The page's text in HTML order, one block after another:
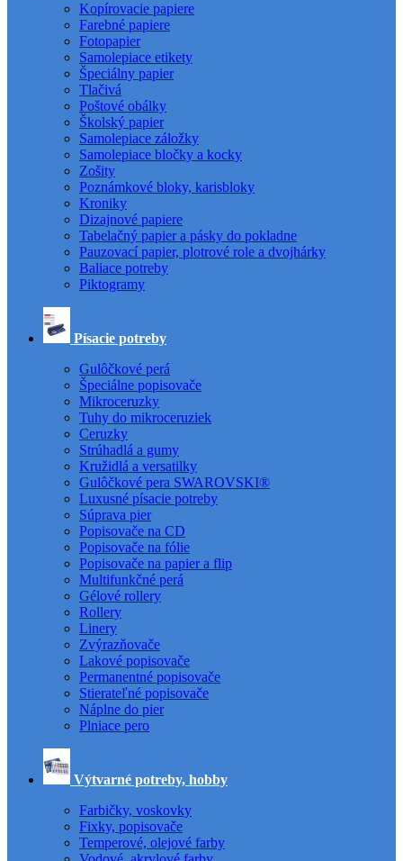
Kopírovacie papiere
Farebné papiere
Fotopapier
Samolepiace etikety
Špeciálny papier
Tlačivá
Poštové obálky
Školský papier
Samolepiace záložky
Samolepiace bločky a kocky
Zošity
Poznámkové bloky, karisbloky
Kroniky
Dizajnové papiere
Tabelačný papier a pásky do pokladne
Pauzovací papier, plotrové role a dvojhárky
Baliace potreby
Piktogramy
Písacie potreby
Gulôčkové perá
Špeciálne popisovače
Mikroceruzky
Tuhy do mikroceruziek
Ceruzky
Strúhadlá a gumy
Kružidlá a versatilky
Gulôčkové pera SWAROVSKI®
Luxusné písacie potreby
Súprava pier
Popisovače na CD
Popisovače na fólie
Popisovače na papier a flip
Multifunkčné perá
Gélové rollery
Rollery
Linery
Zvýrazňovače
Lakové popisovače
Permanentné popisovače
Stierateľné popisovače
Náplne do pier
Plniace pero
Výtvarné potreby, hobby
Farbičky, voskovky
Fixky, popisovače
Temperové, olejové farby